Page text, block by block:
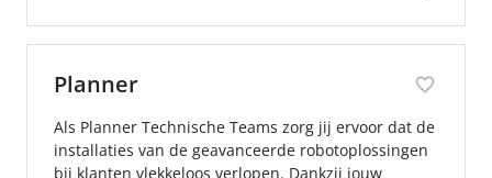
Planner
Als Planner Technische Teams zorg jij ervoor dat de
installaties van de geavanceerde robotoplossingen
bij klanten vlekkeloos verlopen. Dankzij jouw